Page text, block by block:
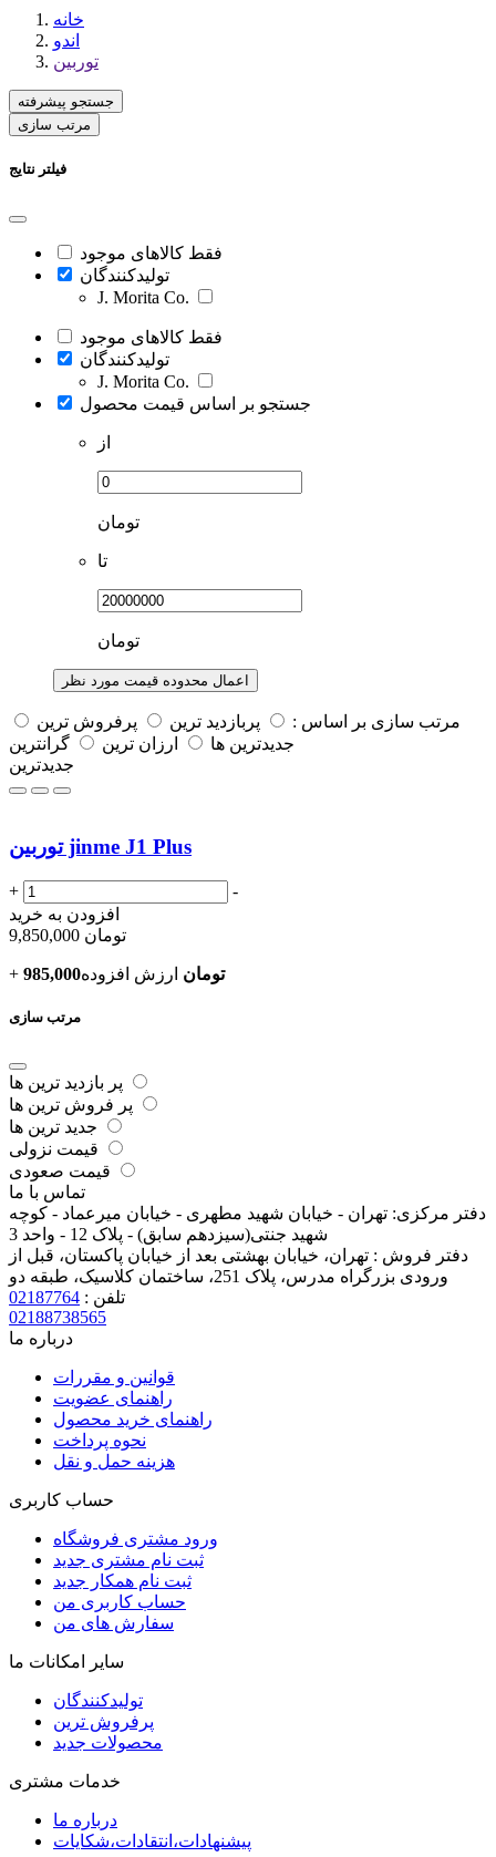
خانه
اندو
توربین
جستجو پیشرفته
مرتب سازی
فیلتر نتایج
فقط کالاهای موجود
تولیدکنندگان
J. Morita Co.
فقط کالاهای موجود
تولیدکنندگان
J. Morita Co.
جستجو بر اساس قیمت محصول
از
تومان
تا
تومان
اعمال محدوده قیمت مورد نظر
مرتب سازی بر اساس : پربازديد ترين
پرفروش ترين
جديدترين ها
ارزان ترین
گرانترین
جدیدترین
توربین jinme J1 Plus
+
-
افزودن به خرید
9,850,000 تومان
+ 985,000تومان ارزش افزوده
مرتب سازی
پر بازدید ترین ها
پر فروش ترین ها
جدید ترین ها
قیمت نزولی
قیمت صعودی
تماس با ما
دفتر مرکزی: تهران - خیابان شهید مطهری - خیابان میرعماد - کوچه
شهید جنتی(سیزدهم سابق) - پلاک 12 - واحد 3
دفتر فروش : تهران، خیابان بهشتی بعد از خیابان پاکستان، قبل از
ورودی بزرگراه مدرس، پلاک 251، ساختمان کلاسیک، طبقه دو
تلفن : 02187764
02188738565
درباره ما
قوانین و مقررات
راهنمای عضویت
راهنمای خرید محصول
نحوه پرداخت
هزینه حمل و نقل
حساب کاربری
ورود مشتری فروشگاه
ثبت نام مشتری جدید
ثبت نام همکار جدید
حساب کاربری من
سفارش های من
سایر امکانات ما
تولیدکنندگان
پرفروش ترین
محصولات جدید
خدمات مشتری
درباره ما
پیشنهادات،انتقادات،شکایات